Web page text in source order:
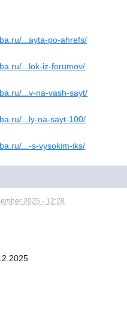
...ayta-po-ahrefs/
...lok-iz-forumov/
...v-na-vash-sayt/
...ly-na-sayt-100/
...-s-vysokim-iks/
2025 - 12:28